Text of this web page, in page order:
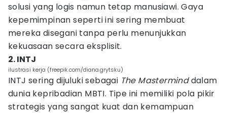
solusi yang logis namun tetap manusiawi. Gaya
kepemimpinan seperti ini sering membuat
mereka disegani tanpa perlu menunjukkan
kekuasaan secara eksplisit.
2. INTJ
ilustrasi kerja (freepik.com/diana.grytsku)
INTJ sering dijuluki sebagai The Masterminddalam
dunia kepribadian MBTI. Tipe ini memiliki pola pikir
strategis yang sangat kuat dan kemampuan